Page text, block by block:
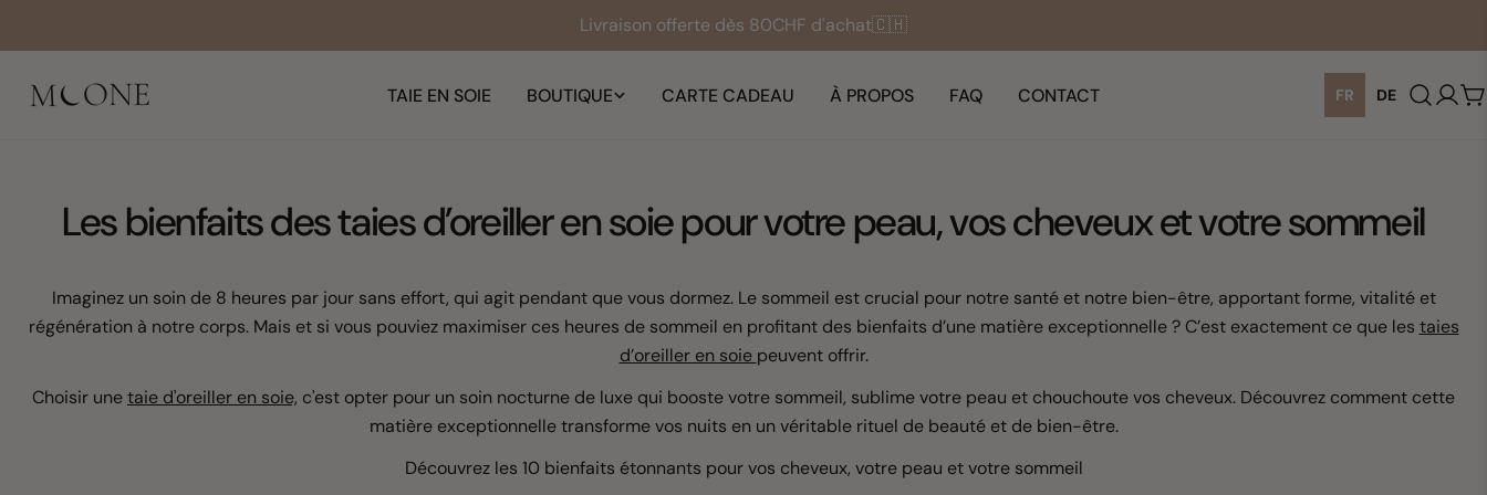
+10'000 femmes satisfaites 🤍
TAIE EN SOIE BOUTIQUE CARTE CADEAU À PROPOS FAQ CONTACT FR DE
Les bienfaits des taies d’oreiller en soie pour votre peau, vos cheveux et votre sommeil
Imaginez un soin de 8 heures par jour sans effort, qui agit pendant que vous dormez. Le sommeil est crucial pour notre santé et notre bien-être, apportant forme, vitalité et
régénération à notre corps. Mais et si vous pouviez maximiser ces heures de sommeil en profitant des bienfaits d’une matière exceptionnelle ? C’est exactement ce que les taies
d’oreiller en soie peuvent offrir.
Choisir unetaie d'oreiller en soie, c'est opter pour un soin nocturne de luxe qui booste votre sommeil, sublime votre peau et chouchoute vos cheveux. Découvrez comment cette
matière exceptionnelle transforme vos nuits en un véritable rituel de beauté et de bien-être.
Découvrez les 10 bienfaits étonnants pour vos cheveux, votre peau et votre sommeil